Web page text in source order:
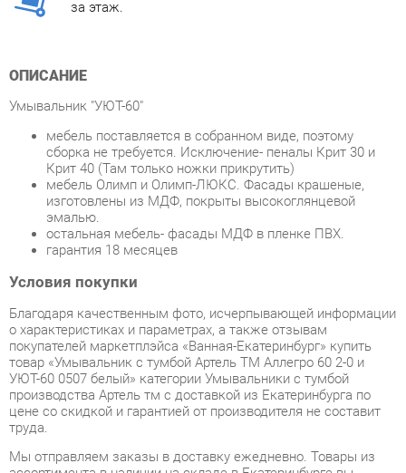
мебель поставляется в собранном виде, поэтому
сборка не требуется. Исключение- пеналы Крит 30 и
Крит 40 (Там только ножки прикрутить)
мебель Олимп и Олимп-ЛЮКС. Фасады крашеные,
изготовлены из МДФ, покрыты высокоглянцевой
эмалью.
остальная мебель- фасады МДФ в пленке ПВХ.
гарантия 18 месяцев
Условия покупки
Благодаря качественным фото, исчерпывающей информации
покупателей маркетплэйса «Ванная-Екатеринбург» купить
УЮТ-60 0507 белый» категории Умывальники с тумбой
производства Артель тм с доставкой из Екатеринбурга по
цене со скидкой и гарантией от производителя не составит
труда.
Мы отправляем заказы в доставку ежедневно. Товары из
ассортимента в наличии на складе в Екатеринбурге вы
получите не позднее 48-ми часов с момента оформления
заказа. Дополнительно вы можете заказать подъём на этаж
и сборку мебельных изделий.